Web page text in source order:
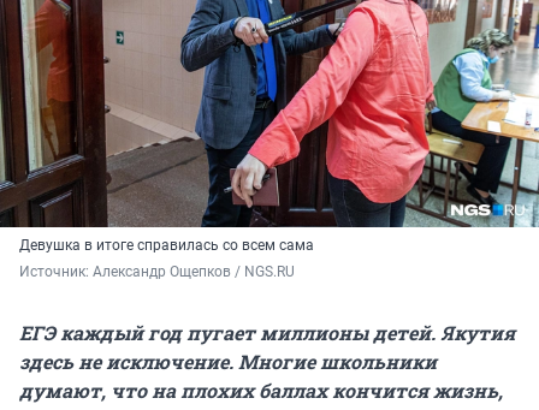
Девушка в итоге справилась со всем сама
Источник: Александр Ощепков / NGS.RU
ЕГЭ каждый год пугает миллионы детей. Якутия
здесь не исключение. Многие школьники
думают, что на плохих баллах кончится жизнь,